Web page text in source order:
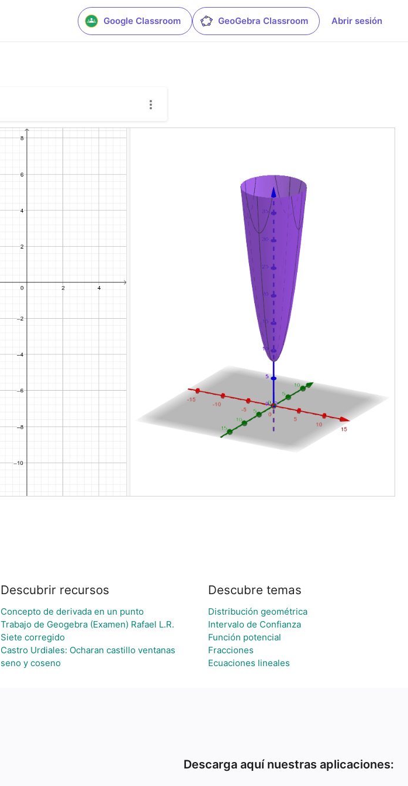
Google Classroom GeoGebra Classroom Abrir sesión
Descubrir recursos
Concepto de derivada en un punto
Trabajo de Geogebra (Examen) Rafael L.R.
Siete corregido
Castro Urdiales: Ocharan castillo ventanas
seno y coseno
Descubre temas
Distribución geométrica
Intervalo de Confianza
Función potencial
Fracciones
Ecuaciones lineales
Descarga aquí nuestras aplicaciones: